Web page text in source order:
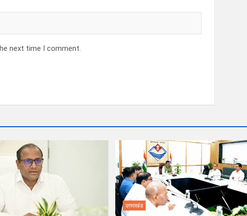
next time I comment.
उत्तराखंड